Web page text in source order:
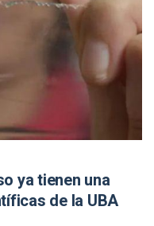
ya tienen una
de la UBA